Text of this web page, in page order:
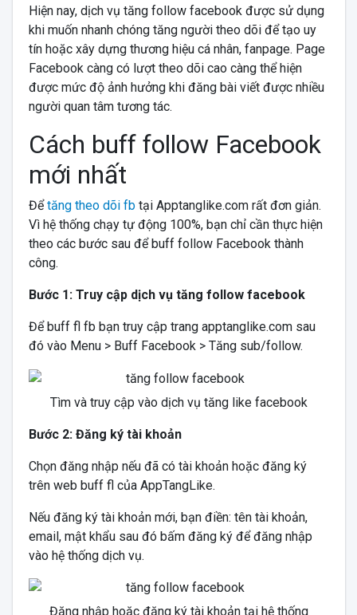
Hiện nay, dịch vụ tăng follow facebook được sử dụng
khi muốn nhanh chóng tăng người theo dõi để tạo uy
tín hoặc xây dựng thương hiệu cá nhân, fanpage. Page
Facebook càng có lượt theo dõi cao càng thể hiện
được mức độ ảnh hưởng khi đăng bài viết được nhiều
người quan tâm tương tác.
Cách buff follow Facebook
mới nhất
Đểtăng theo dõi fbtại Apptanglike.com rất đơn giản.
Vì hệ thống chạy tự động 100%, bạn chỉ cần thực hiện
theo các bước sau để buff follow Facebook thành
công.
Bước 1: Truy cập dịch vụ tăng follow facebook
Để buff fl fb bạn truy cập trang apptanglike.com sau
đó vào Menu > Buff Facebook > Tăng sub/follow.
Tìm và truy cập vào dịch vụ tăng like facebook
Bước 2: Đăng ký tài khoản
Chọn đăng nhập nếu đã có tài khoản hoặc đăng ký
trên web buff fl của AppTangLike.
Nếu đăng ký tài khoản mới, bạn điền: tên tài khoản,
email, mật khẩu sau đó bấm đăng ký để đăng nhập
vào hệ thống dịch vụ.
Đăng nhập hoặc đăng ký tài khoản tại hệ thống